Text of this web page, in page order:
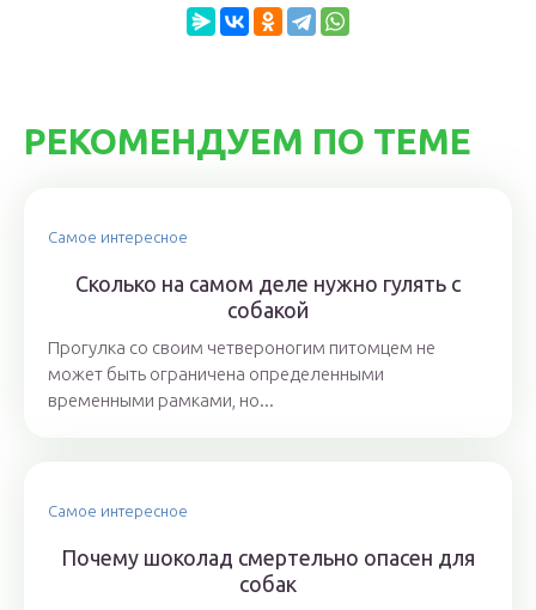
РЕКОМЕНДУЕМ ПО ТЕМЕ
Самое интересное
Сколько на самом деле нужно гулять с
собакой
Прогулка со своим четвероногим питомцем не
может быть ограничена определенными
временными рамками, но...
Самое интересное
Почему шоколад смертельно опасен для
собак